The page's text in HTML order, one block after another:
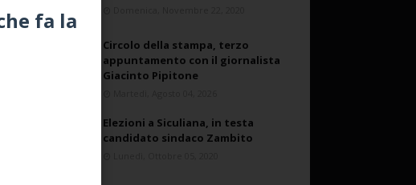
fa la
Circolo della stampa, terzo
appuntamento con il giornalista
Giacinto Pipitone
Elezioni a Siculiana, in testa
candidato sindaco Zambito